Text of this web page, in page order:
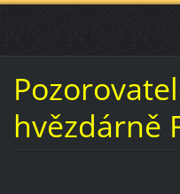
hvězdárně